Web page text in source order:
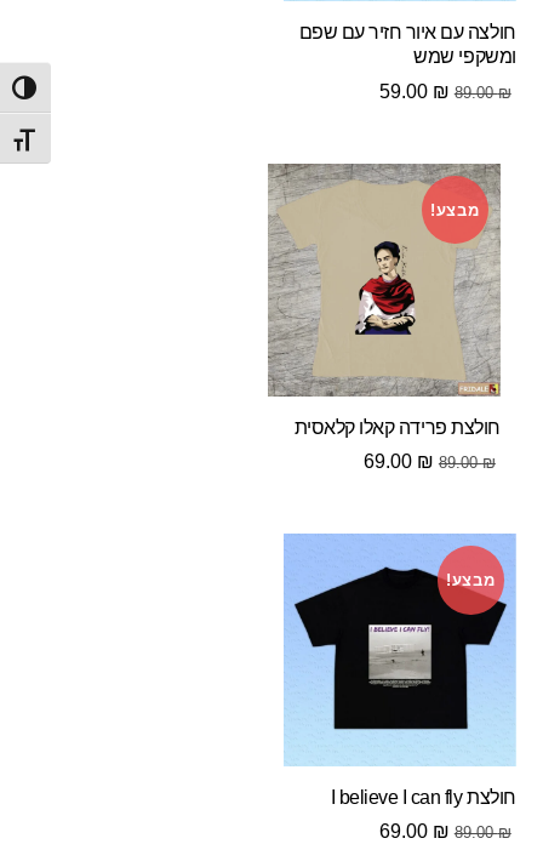
מתג
חולצה עם איור חזיר עם שפם
ומשקפי שמש
89.00₪
המחיר
89.00 ₪.
59.00 ₪
59.00 ₪.
מבצע!
חולצת פרידה קאלו קלאסית
89.00₪
המחיר
69.00 ₪
המחיר
מבצע!
חולצת I believe I can fly
89.00₪
המחיר
69.00 ₪
המחיר